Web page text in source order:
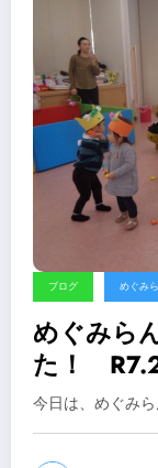
ブログ めぐみ
めぐみら
た！
今日は、めぐみ